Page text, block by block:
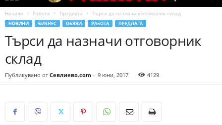
Начало Работа Предлага Търси да назначи отговорник склад
НОВИНИ БИЗНЕС ОБЯВИ РАБОТА ПРЕДЛАГА
Търси да назначи отговорник
склад
Публикувано от Севлиево.com - 9 юни, 2017 4129